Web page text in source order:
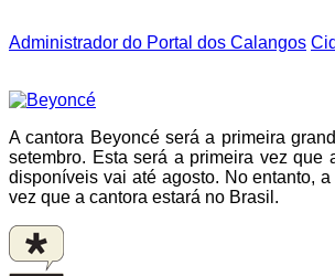
Administrador do Portal dos Calangos
A cantora Beyoncé será a primeira
setembro. Esta será a primeira vez
disponíveis vai até agosto. No entanto,
vez que a cantora estará no Brasil.